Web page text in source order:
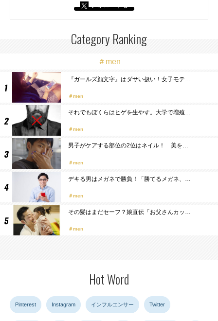
Category Ranking
＃men
『ガールズ顔文字』はダサい扱い！女子モテ…
men
それでもぼくらはヒゲを生やす。大学で増殖…
men
男子がケアする部位の2位はネイル！ 美を…
men
デキる男はメガネで勝負！「勝てるメガネ、…
men
その髪はまだセーフ？娘直伝「お父さんカッ…
men
Hot Word
Pinterest Instagram インフルエンサー Twitter